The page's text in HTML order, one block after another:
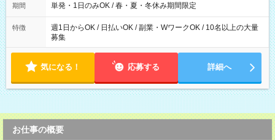
全額支給！）
期間 単発・1日のみOK / 春・夏・冬休み期間限定
特徴
週1日からOK / 日払いOK / 副業・WワークOK / 10名以上の大量
募集
気になる！ 応募する 詳細へ
お仕事の概要